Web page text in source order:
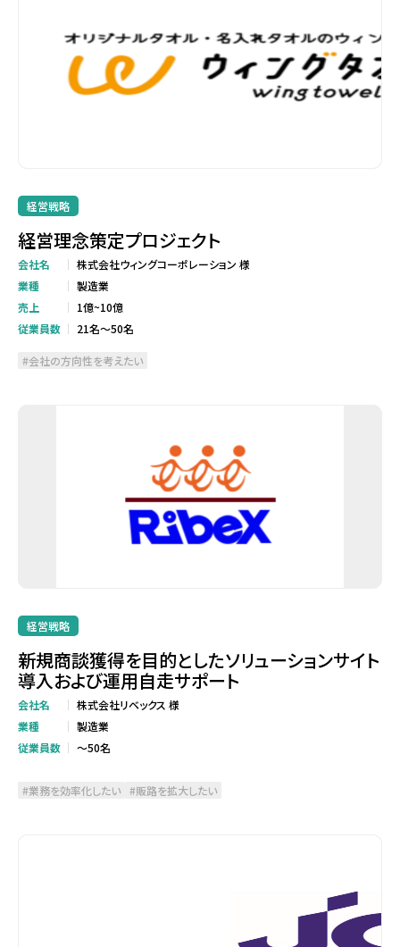
経営戦略
経営理念策定プロジェクト
会社名
株式会社ウィングコーポレーション 様
業種
製造業
売上
1億~10億
従業員数
21名～50名
会社の方向性を考えたい
経営戦略
新規商談獲得を目的としたソリューションサイト
導入および運用自走サポート
会社名
株式会社リベックス 様
業種
製造業
従業員数
～50名
業務を効率化したい 販路を拡大したい